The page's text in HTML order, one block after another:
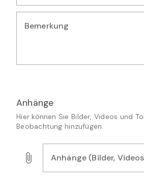
Wählen Sie das Verhalten der
Bemerkung
Anhänge
Hier können Sie Bilder, Videos und
Beobachtung hinzufügen.